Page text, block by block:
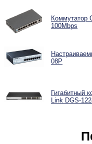
Коммутатор
100Mbps
08P
Гигабитный
Link DGS-